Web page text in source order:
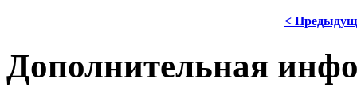
<
Дополнительная